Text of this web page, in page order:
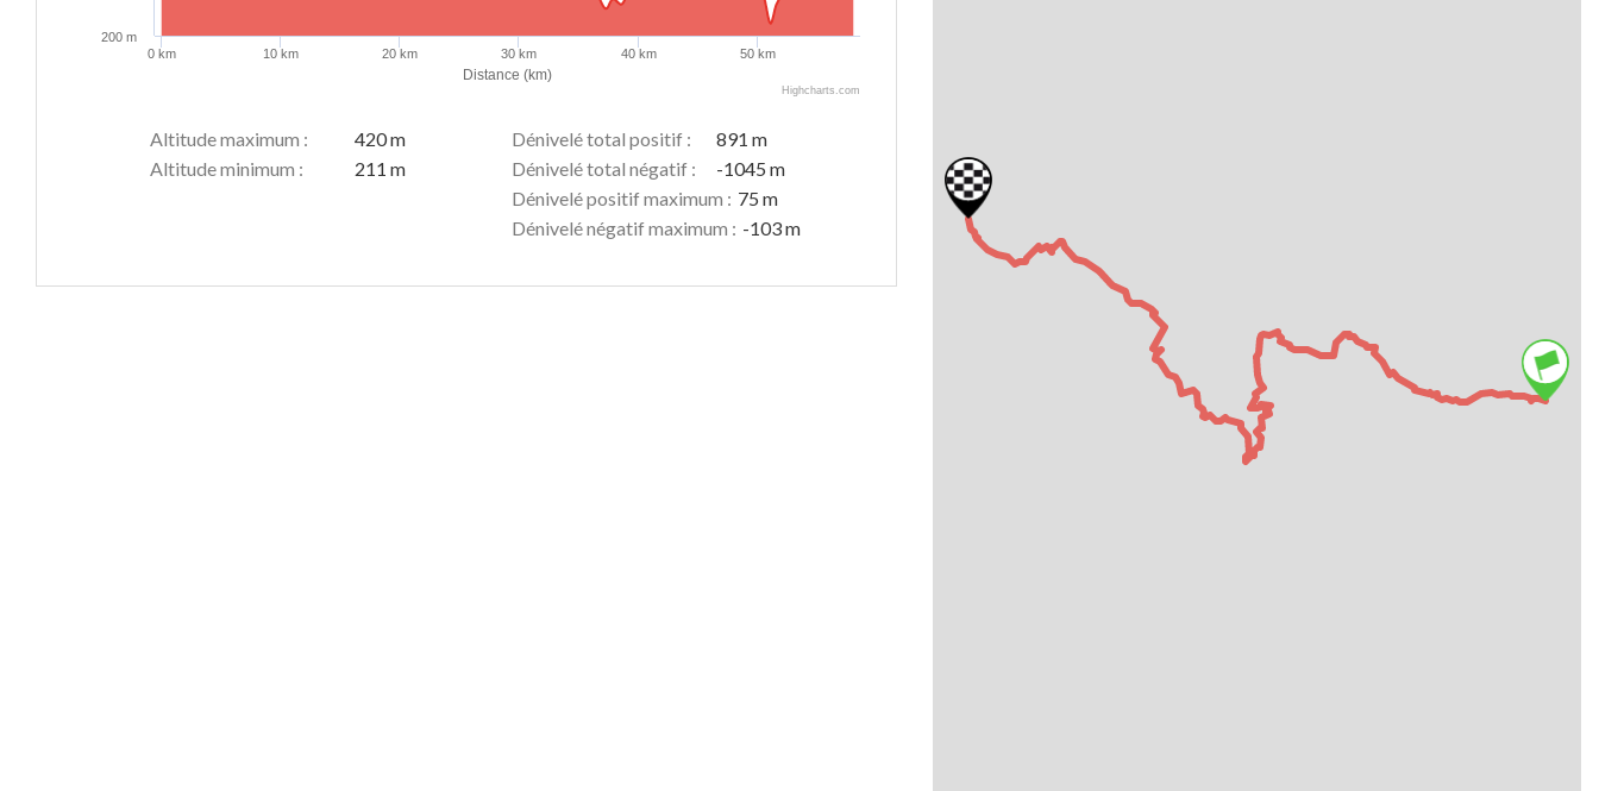
Distance (km)
0 km 10 km 20 km 30 km 40 km 50 km
200 m
Highcharts.com
Altitude maximum :
420 m
Altitude minimum :
211 m
Dénivelé total positif :
891 m
Dénivelé total négatif :
-1045 m
Dénivelé positif maximum : 75 m
Dénivelé négatif maximum : -103 m